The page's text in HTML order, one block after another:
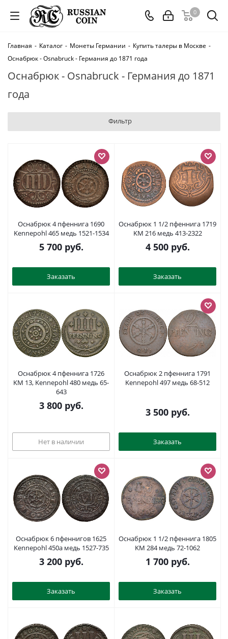
0
Главная - Каталог - Монеты Германии - Купить талеры в Москве -
Оснабрюк - Osnabruck - Германия до 1871 года
Оснабрюк - Osnabruck - Германия до 1871
года
Фильтр
Оснабрюк 4 пфеннига 1690
Kennepohl 465 медь 1521-1534
5 700руб.
Заказать
Оснабрюк 1 1/2 пфеннига 1719
KM 216 медь 413-2322
4 500руб.
Заказать
Оснабрюк 4 пфеннига 1726
KM 13, Kennepohl 480 медь 65-
643
3 800руб.
Нет в наличии
Оснабрюк 2 пфеннига 1791
Kennepohl 497 медь 68-512
3 500руб.
Заказать
Оснабрюк 6 пфеннигов 1625
Kennepohl 450а медь 1527-735
3 200руб.
Заказать
Оснабрюк 1 1/2 пфеннига 1805
KM 284 медь 72-1062
1 700руб.
Заказать